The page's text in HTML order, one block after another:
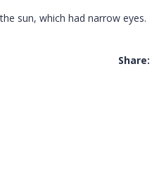
sun, which had narrow eyes.
Share: